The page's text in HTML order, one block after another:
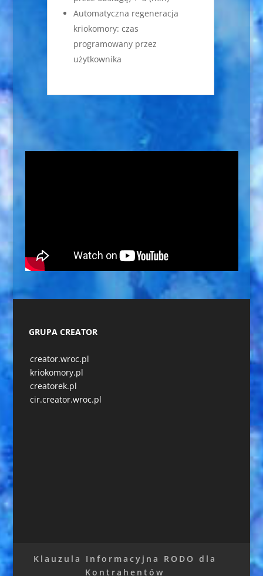
Automatyczna regeneracja
kriokomory: czas
programowany przez
użytkownika
GRUPA CREATOR
creator.wroc.pl
kriokomory.pl
creatorek.pl
cir.creator.wroc.pl
Klauzula Informacyjna RODO dla
Kontrahentów